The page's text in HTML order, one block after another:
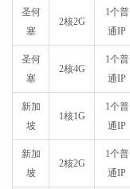
圣何
塞
2核2G
1个普
通IP
圣何
塞
2核4G
1个普
通IP
新加
坡
1核1G
1个普
通IP
新加
坡
2核2G
1个普
通IP